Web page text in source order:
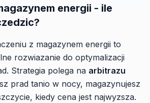
energii - ile
z magazynem energii to
rozwiazanie do optymalizacji
Strategia polega na arbitrazu
prad tanio w nocy, magazynujesz
kiedy cena jest najwyzsza.